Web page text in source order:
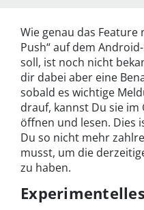
Wie genau das Feature
Push“ auf dem
soll, ist noch nicht
dir dabei aber eine
sobald es wichtige
drauf, kannst Du sie
öffnen und lesen. Dies
Du so nicht mehr
musst, um die
zu haben.